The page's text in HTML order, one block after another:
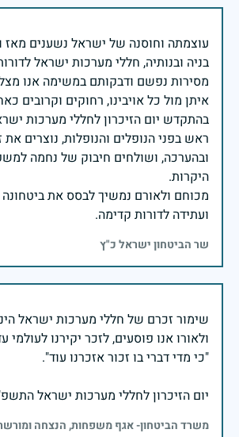
עוצמתה וחוסנה של ישראל נשענים מאז
בניה ובנותיה, חללי מערכות ישראל
מסירות נפשם ודבקותם במשימה אנו
בהתקדש יום הזיכרון לחללי מערכות
ראש בפני הנופלים והנופלות, נוצרים
ובהערכה, ושולחים חיבוק של נחמה
מכוחם ולאורם נמשיך לבסס את
ועתידה לדורות קדימה.
שר הביטחון ישראל כ"ץ
שימור זכרם של חללי מערכות ישראל
יום הזיכרון לחללי מערכות ישראל התשפ"ה -
משרד הביטחון- אגף משפחות, הנצחה